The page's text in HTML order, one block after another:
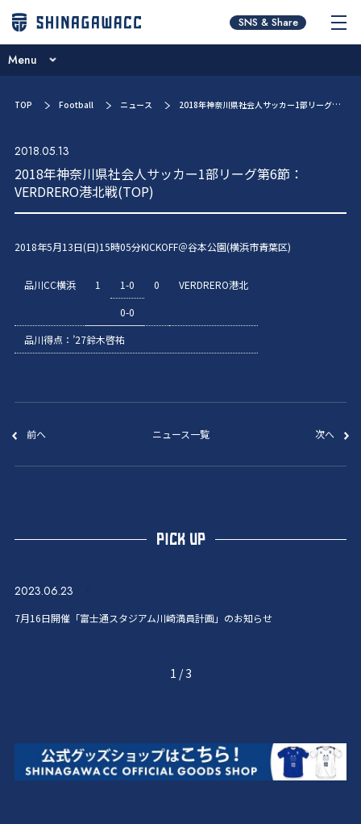
チームコンセプト
ブログ
ニュース
試合日程･結果
選手／スタッフ紹介
お問い合わせ
SNS & Share
Menu
試合日程･結果
TOP Football ニュース 2018年神奈川県社会人サッカー1部リーグ第6節：VERDRERO港北戦(TOP)
2018.05.13
2018年神奈川県社会人サッカー1部リーグ第6節：
VERDRERO港北戦(TOP)
2018年5月13日(日)15時05分KICKOFF＠谷本公園(横浜市青葉区)
品川CC横浜 1 1-0 0
VERDRERO港北
0-0
品川得点：’27鈴木啓祐
前へ ニュース一覧 次へ
PICK UP
2023.06.23
7月16日開催「富士通スタジアム川崎満員計画」のお知らせ
1 /3